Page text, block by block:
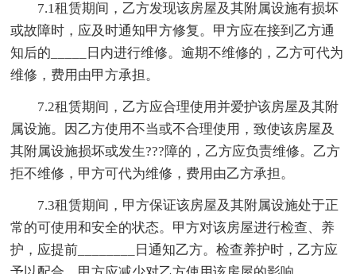
7.1租赁期间，乙方发现该房屋及其附属设施有损坏
或故障时，应及时通知甲方修复。甲方应在接到乙方通
知后的_____日内进行维修。逾期不维修的，乙方可代为
维修，费用由甲方承担。
7.2租赁期间，乙方应合理使用并爱护该房屋及其附
属设施。因乙方使用不当或不合理使用，致使该房屋及
其附属设施损坏或发生???障的，乙方应负责维修。乙方
拒不维修，甲方可代为维修，费用由乙方承担。
7.3租赁期间，甲方保证该房屋及其附属设施处于正
常的可使用和安全的状态。甲方对该房屋进行检查、养
护，应提前________日通知乙方。检查养护时，乙方应